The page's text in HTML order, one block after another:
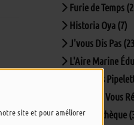
site et pour améliorer
Furie de Temps
Historia Oya (7)
J'vous Dis Pas
L'Aire Marine
L'info des
La Mairie Vous
La Pockythèque